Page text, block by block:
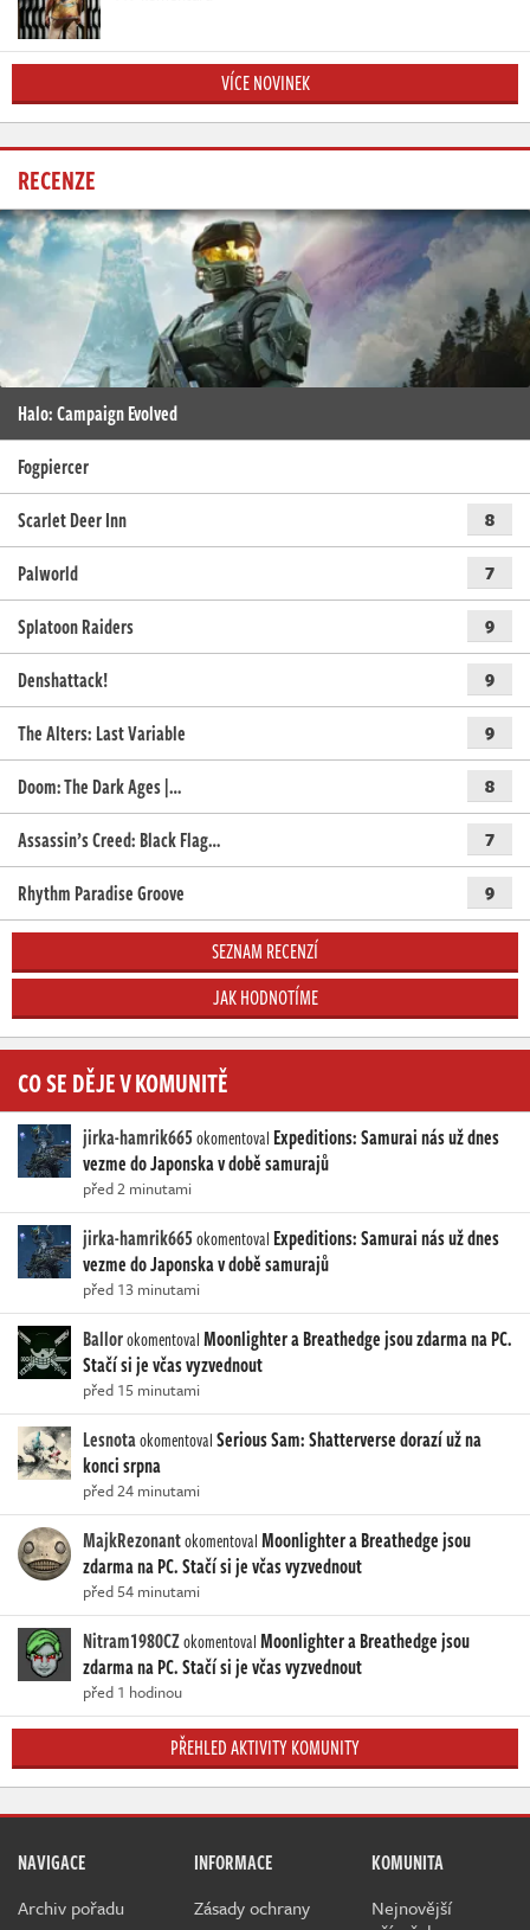
VÍCE NOVINEK
RECENZE
Halo: Campaign Evolved
Fogpiercer
Scarlet Deer Inn
8
Palworld 7
Splatoon Raiders 9
Denshattack! 9
The Alters: Last Variable 9
Doom: The Dark Ages |… 8
Assassin’s Creed: Black Flag… 7
Rhythm Paradise Groove 9
SEZNAM RECENZÍ
JAK HODNOTÍME
CO SE DĚJE V KOMUNITĚ
jirka-hamrik665okomentoval Expeditions: Samurai nás už dnes
vezme do Japonska v době samurajů
před 2 minutami
jirka-hamrik665okomentoval Expeditions: Samurai nás už dnes
vezme do Japonska v době samurajů
před 13 minutami
BallorokomentovalMoonlighter a Breathedge jsou zdarma na PC.
Stačí si je včas vyzvednout
před 15 minutami
LesnotaokomentovalSerious Sam: Shatterverse dorazí už na
konci srpna
před 24 minutami
MajkRezonantokomentovalMoonlighter a Breathedge jsou
zdarma na PC. Stačí si je včas vyzvednout
před 54 minutami
Nitram1980CZokomentovalMoonlighter a Breathedge jsou
zdarma na PC. Stačí si je včas vyzvednout
před 1 hodinou
PŘEHLED AKTIVITY KOMUNITY
NAVIGACE
Archiv pořadu
INFORMACE
Zásady ochrany
KOMUNITA
Nejnovější